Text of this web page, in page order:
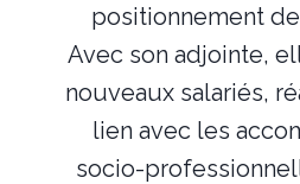
positionnement
Avec son adjointe,
nouveaux salariés,
lien avec les
socio-